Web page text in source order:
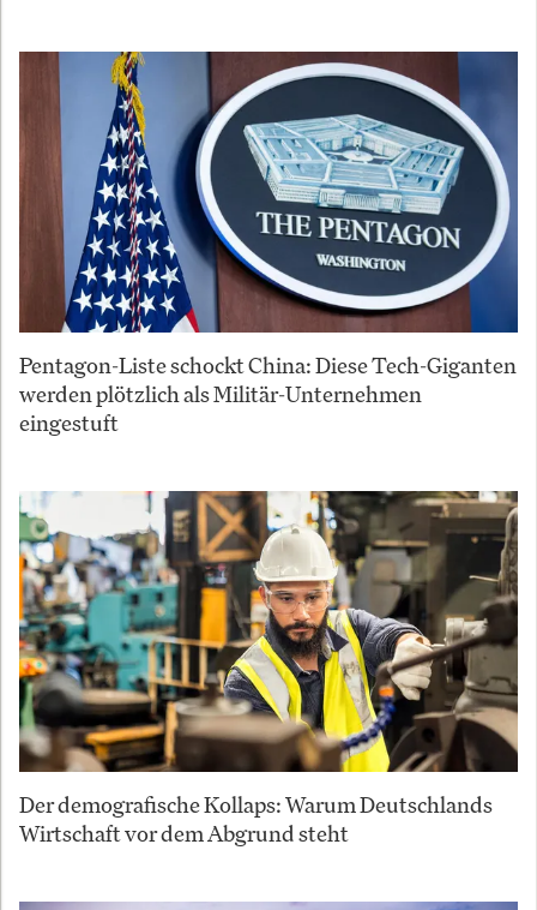
Pentagon-Liste schockt China: Diese Tech-Giganten
werden plötzlich als Militär-Unternehmen
eingestuft
Der demografische Kollaps: Warum Deutschlands
Wirtschaft vor dem Abgrund steht